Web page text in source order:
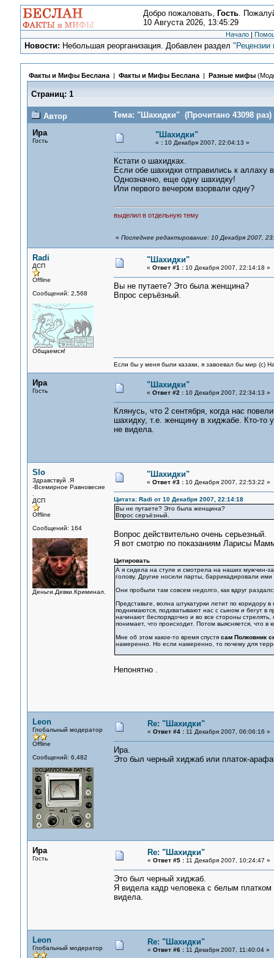
Добро пожаловать, Гость.
10 Августа 2026, 13:45:29
Начало |
Новости: Небольшая реорганизация. Добавлен раздел"Рецензии
Факты и Мифы Беслана| Факты и Мифы Беслана| Разные мифы
Страниц: 1
Автор
Тема: "Шахидки" (Прочитано 43098 раз)
Ира
Гость
"Шахидки"
« :10 Декабря 2007, 22:04:13 »
Кстати о шахидках.
Если обе шахидки отправились к аллаху
Однозначно, еще одну шахидку!
Или первого вечером взорвали одну?
выделил в отдельную тему
« Последнее редактирование: 10 Декабря 2007,
Radi
ДСП
Offline
Сообщений: 2,568
Общаемся!
"Шахидки"
« Ответ #1 :10 Декабря 2007, 22:14:18 »
Вы не путаете? Это была женщина?
Впрос серъёзный.
Если бы у меня были казаки, я завоевал бы мир (с)
Ира
Гость
"Шахидки"
« Ответ #2 :10 Декабря 2007, 22:34:13 »
Клянусь, что 2 сентября, когда нас
шахидку, т.е. женщину в хиджабе. Кто-то
не видела.
Slo
Здравствуй .Я
-Всемирное Равновесие
ДСП
Offline
Сообщений: 164
Деньги.Девки.Криминал.
"Шахидки"
« Ответ #3 :10 Декабря 2007, 22:53:22 »
Цитата: Radi от 10 Декабря 2007, 22:14:18
Вы не путаете? Это была женщина?
Впрос серъёзный.
Вопрос действительно очень серьезный.
Я вот смотрю по показаниям Ларисы
Цитировать
А я сидела на стуле и смотрела на наших мужчин-
голову. Другие носили парты, баррикадировали
Они пробыли там совсем недолго, как вдруг
Представьте, волна штукатурки летит по коридору
поднимаются, подхватывают нас с сыном и бегут в
начинают беспорядочно и во все стороны
понимает, что происходит. Потом выясняется, что в
Мне об этом какое-то время спустясам Полковник
намеренно. Но если намеренно, то почему для
Непонятно .
Leon
Глобальный модератор
Offline
Сообщений: 6,482
Re: "Шахидки"
« Ответ #4 :11 Декабря 2007, 06:06:16 »
Ира.
Это был черный хиджаб или платок-
Ира
Гость
Re: "Шахидки"
« Ответ #5 :11 Декабря 2007, 10:24:47 »
Это был черный хиджаб.
Я видела кадр человека с белым
видела.
Leon
Глобальный модератор
Re: "Шахидки"
« Ответ #6 :11 Декабря 2007, 11:40:04 »